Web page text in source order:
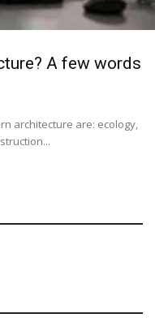
A few words
architecture are: ecology,